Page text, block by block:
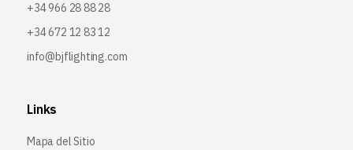
+34 966 28 88 28
+34 672 12 83 12
info@bjflighting.com
Links
Mapa del Sitio